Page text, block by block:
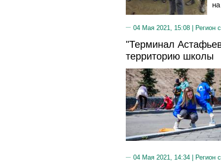
04 Мая 2021, 15:08 | Регион
"Терминал
территорию школы
04 Мая 2021, 14:34 | Регион